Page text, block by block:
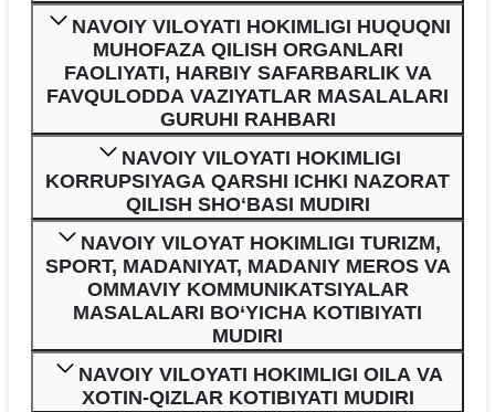
NAVOIY VILOYATI HOKIMLIGI HUQUQNI
MUHOFAZA QILISH ORGANLARI
FAOLIYATI, HARBIY SAFARBARLIK VA
FAVQULODDA VAZIYATLAR MASALALARI
GURUHI RAHBARI
NAVOIY VILOYATI HOKIMLIGI
KORRUPSIYAGA QARSHI ICHKI NAZORAT
QILISH SHOʻBASI MUDIRI
NAVOIY VILOYAT HOKIMLIGI TURIZM,
SPORT, MADANIYAT, MADANIY MEROS VA
OMMAVIY KOMMUNIKATSIYALAR
MASALALARI BO‘YICHA KOTIBIYATI
MUDIRI
NAVOIY VILOYATI HOKIMLIGI OILA VA
XOTIN-QIZLAR KOTIBIYATI MUDIRI